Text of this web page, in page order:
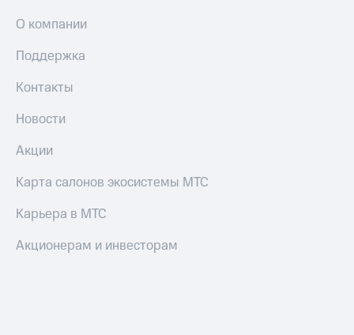
О компании
Поддержка
Контакты
Новости
Акции
Карта салонов экосистемы МТС
Карьера в МТС
Акционерам и инвесторам